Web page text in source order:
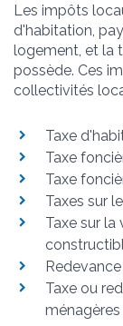
Les impôts
d'habitation,
logement, et la
possède. Ces
collectivités
Taxe
Taxe
Taxe
Taxes sur
Taxe sur la
Taxe ou
ménagères